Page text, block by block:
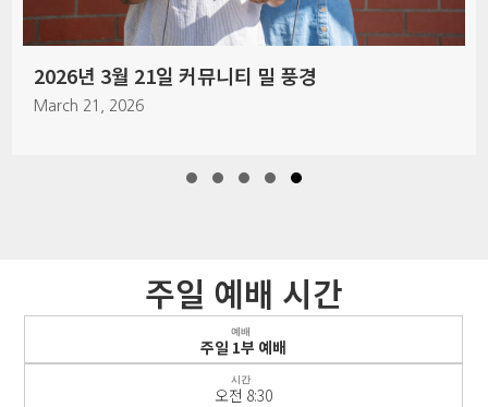
2026년 7월 12일 주일예배 풍경
July 12, 2026
주일 예배 시간
예배
주일 1부 예배
시간
오전 8:30